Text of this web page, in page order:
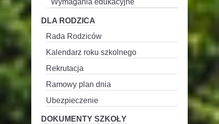
Wymagania edukacyjne
DLA RODZICA
Rada Rodziców
Kalendarz roku szkolnego
Rekrutacja
Ramowy plan dnia
Ubezpieczenie
DOKUMENTY SZKOŁY